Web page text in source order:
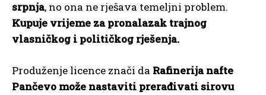
srpnja, no ona ne rješava temeljni problem.
Kupuje vrijeme za pronalazak trajnog
vlasničkog i političkog rješenja.
Produženje licence znači da Rafinerija nafte
Pančevo može nastaviti prerađivati sirovu